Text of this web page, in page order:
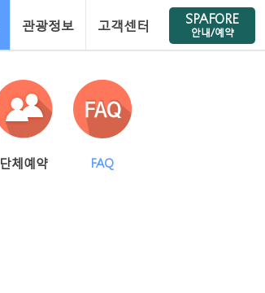
관광정보 고객센터 SPAFORE
안내/예약
단체예약 FAQ